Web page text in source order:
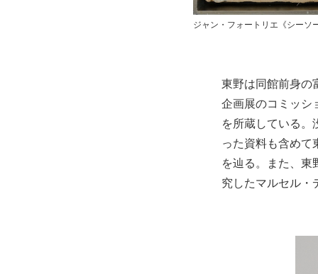
ジャン・フォートリエ《シーソ
東野は同館前身の
企画展のコミッシ
を所蔵している。
った資料も含めて
を辿る。また、東
究したマルセル・